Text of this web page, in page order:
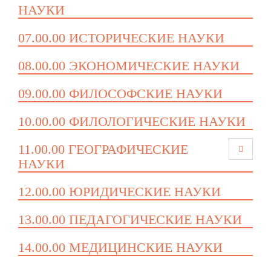
НАУКИ
07.00.00 ИСТОРИЧЕСКИЕ НАУКИ
08.00.00 ЭКОНОМИЧЕСКИЕ НАУКИ
09.00.00 ФИЛОСОФСКИЕ НАУКИ
10.00.00 ФИЛОЛОГИЧЕСКИЕ НАУКИ
11.00.00 ГЕОГРАФИЧЕСКИЕ
НАУКИ
12.00.00 ЮРИДИЧЕСКИЕ НАУКИ
13.00.00 ПЕДАГОГИЧЕСКИЕ НАУКИ
14.00.00 МЕДИЦИНСКИЕ НАУКИ